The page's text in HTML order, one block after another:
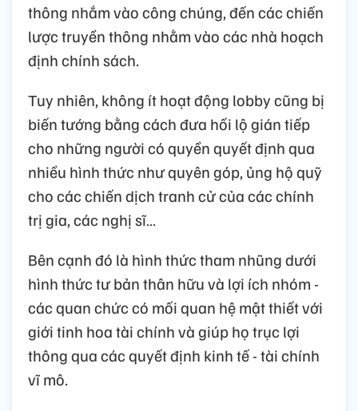
thông nhắm vào công chúng, đến các chiến
lược truyền thông nhằm vào các nhà hoạch
định chính sách.
Tuy nhiên, không ít hoạt động lobby cũng bị
biến tướng bằng cách đưa hối lộ gián tiếp
cho những người có quyền quyết định qua
nhiều hình thức như quyên góp, ủng hộ quỹ
cho các chiến dịch tranh cử của các chính
trị gia, các nghị sĩ…
Bên cạnh đó là hình thức tham nhũng dưới
hình thức tư bản thân hữu và lợi ích nhóm -
các quan chức có mối quan hệ mật thiết với
giới tinh hoa tài chính và giúp họ trục lợi
thông qua các quyết định kinh tế - tài chính
vĩ mô.